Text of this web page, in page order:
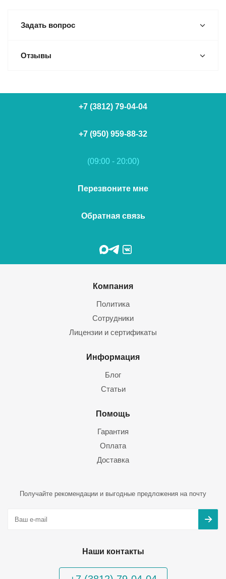
Задать вопрос
Отзывы
+7 (3812) 79-04-04
+7 (950) 959-88-32
(09:00 - 20:00)
Перезвоните мне
Обратная связь
Компания
Политика
Сотрудники
Лицензии и сертификаты
Информация
Блог
Статьи
Помощь
Гарантия
Оплата
Доставка
Получайте рекомендации и выгодные предложения на почту
Наши контакты